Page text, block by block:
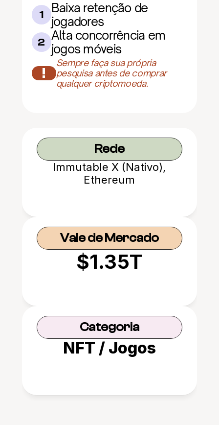
1
Baixa retenção de
jogadores
2 Alta concorrência em
jogos móveis
!
Sempre faça sua própria
pesquisa antes de comprar
qualquer criptomoeda.
Rede
Immutable X (Nativo),
Ethereum
Vale de Mercado
$1.35T
Categoria
NFT / Jogos